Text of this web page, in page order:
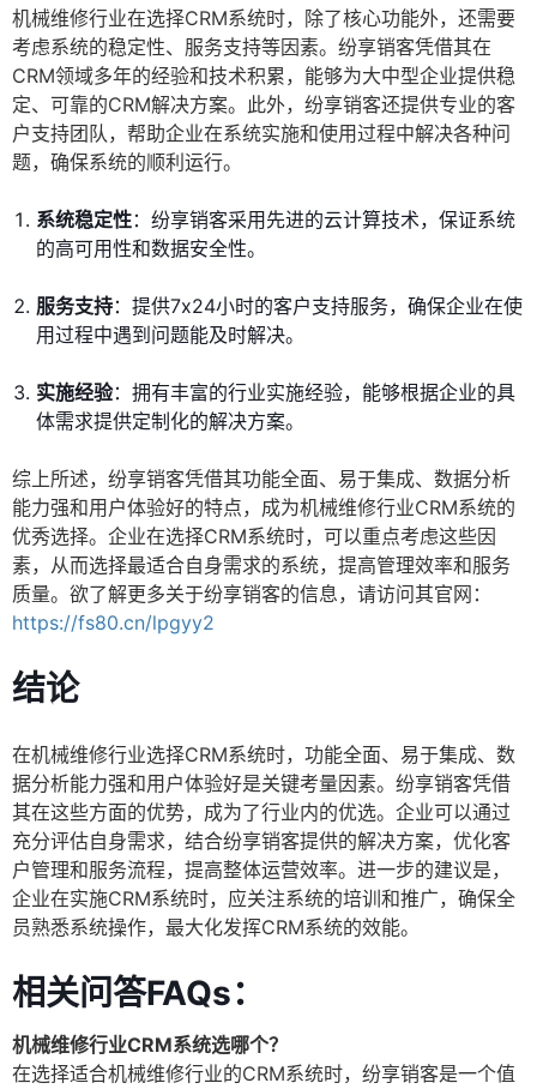
机械维修行业在选择CRM系统时，除了核心功能外，还需要
考虑系统的稳定性、服务支持等因素。纷享销客凭借其在
CRM领域多年的经验和技术积累，能够为大中型企业提供稳
定、可靠的CRM解决方案。此外，纷享销客还提供专业的客
户支持团队，帮助企业在系统实施和使用过程中解决各种问
题，确保系统的顺利运行。
系统稳定性：纷享销客采用先进的云计算技术，保证系统
的高可用性和数据安全性。
服务支持：提供7x24小时的客户支持服务，确保企业在使
用过程中遇到问题能及时解决。
实施经验：拥有丰富的行业实施经验，能够根据企业的具
体需求提供定制化的解决方案。
综上所述，纷享销客凭借其功能全面、易于集成、数据分析
能力强和用户体验好的特点，成为机械维修行业CRM系统的
优秀选择。企业在选择CRM系统时，可以重点考虑这些因
素，从而选择最适合自身需求的系统，提高管理效率和服务
质量。欲了解更多关于纷享销客的信息，请访问其官网：
https://fs80.cn/lpgyy2
结论
在机械维修行业选择CRM系统时，功能全面、易于集成、数
据分析能力强和用户体验好是关键考量因素。纷享销客凭借
其在这些方面的优势，成为了行业内的优选。企业可以通过
充分评估自身需求，结合纷享销客提供的解决方案，优化客
户管理和服务流程，提高整体运营效率。进一步的建议是，
企业在实施CRM系统时，应关注系统的培训和推广，确保全
员熟悉系统操作，最大化发挥CRM系统的效能。
相关问答FAQs：
机械维修行业CRM系统选哪个？
在选择适合机械维修行业的CRM系统时，纷享销客是一个值